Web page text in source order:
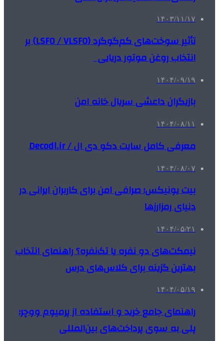
۱۴۰۳/۱۱/۱۷
تأثیر سوخت‌های کم‌گوگرد (LSFO / VLSFO) بر
انتخاب روغن موتور دریایی
۱۴۰۴/۰۹/۱۹
بازیگران داعشی سریال خانه امن
۱۴۰۴/۰۸/۱۱
معرفی کامل سایت دکو دی ال / Decodl.ir
۱۴۰۴/۰۸/۰۷
بیت یونیکس؛ صرافی امن برای کاربران ایرانی در
دنیای رمزارزها
۱۴۰۴/۰۵/۲۱
نیمکت‌های دو نفره یا تک‌نفره؟ راهنمای انتخاب
بهترین گزینه برای کلاس‌های درس
۱۴۰۴/۰۵/۱۹
راهنمای جامع خرید و استفاده از پرمیوم ووچر؛
پلی به سوی پرداخت‌های بین‌المللی